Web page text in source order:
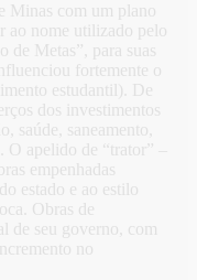
Minas com um plano
ao nome utilizado pelo
de Metas”, para suas
fortemente o
estudantil). De
dos investimentos
saúde, saneamento,
apelido de “trator” –
empenhadas
estado e ao estilo
Obras de
de seu governo, com
no